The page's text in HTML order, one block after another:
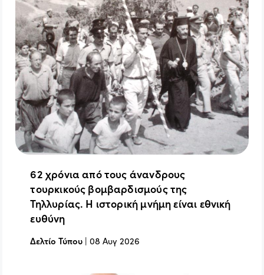
62 χρόνια από τους άνανδρους
τουρκικούς βομβαρδισμούς της
Τηλλυρίας. Η ιστορική μνήμη είναι εθνική
ευθύνη
Δελτίο Τύπου |08 Αυγ 2026